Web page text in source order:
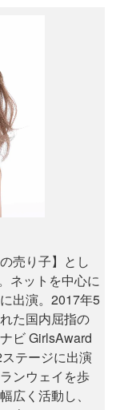
売り子】とし
ネットを中心に
出演。2017年5
た国内屈指の
ビ GirlsAward
テージに出演
ンウェイを歩
広く活動し、